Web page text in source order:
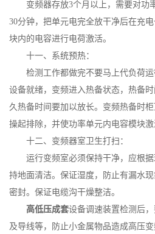
变频器存放3个月以上，需要对功
30分钟，把单元电完全放干净后在充
块内的电容进行电荷激活。
十一、系统预热：
检测工作都做完不要马上代负荷运
设备就绪，变频进入热备状态，热备
久热备时间要加以放长。变频热备时
操起排除，并使功率单元内电容模块激
十二、变频器室卫生打扫：
运行变频室必须保持干净，应根据
持地面清洁。保证湿度，防止有漏水
密封。保证电缆沟干燥整洁。
高低压成套设备调速装置检测后
及导线等，防止小金属物品造成高压变